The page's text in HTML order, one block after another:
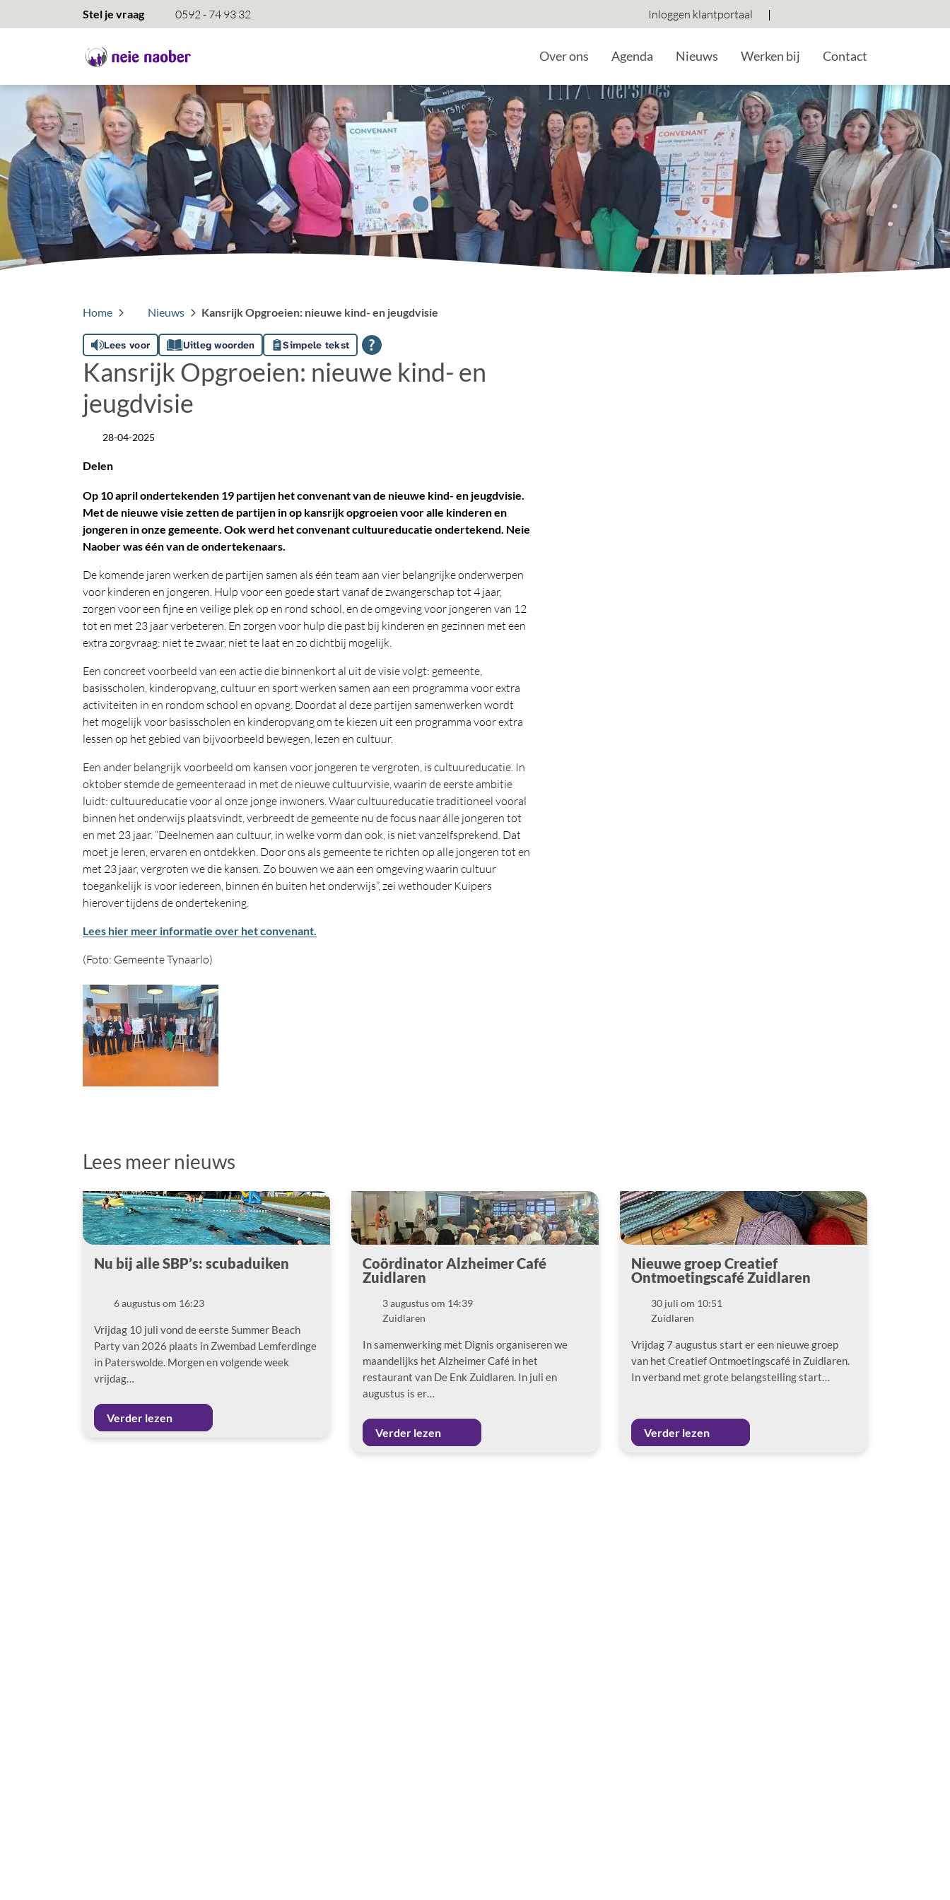
Stel je vraag 0592 - 74 93 32 Inloggen klantportaal
Hoog contrast wisselen
Lettergrootte vergroten
Lettergrootte
HomeOver ons Agenda Nieuws Werken bij Contact
Home Nieuws Kansrijk Opgroeien: nieuwe kind- en jeugdvisie
Lees voor Uitleg woorden Simpele tekst
Kansrijk Opgroeien: nieuwe kind- en
jeugdvisie
Datum
28-04-2025
Delen
Op 10 april ondertekenden 19 partijen het convenant van de nieuwe kind- en jeugdvisie.
Met de nieuwe visie zetten de partijen in op kansrijk opgroeien voor alle kinderen en
jongeren in onze gemeente. Ook werd het convenant cultuureducatie ondertekend. Neie
Naober was één van de ondertekenaars.
De komende jaren werken de partijen samen als één team aan vier belangrijke onderwerpen
voor kinderen en jongeren. Hulp voor een goede start vanaf de zwangerschap tot 4 jaar,
zorgen voor een fijne en veilige plek op en rond school, en de omgeving voor jongeren van 12
tot en met 23 jaar verbeteren. En zorgen voor hulp die past bij kinderen en gezinnen met een
extra zorgvraag: niet te zwaar, niet te laat en zo dichtbij mogelijk.
Een concreet voorbeeld van een actie die binnenkort al uit de visie volgt: gemeente,
basisscholen, kinderopvang, cultuur en sport werken samen aan een programma voor extra
activiteiten in en rondom school en opvang. Doordat al deze partijen samenwerken wordt
het mogelijk voor basisscholen en kinderopvang om te kiezen uit een programma voor extra
lessen op het gebied van bijvoorbeeld bewegen, lezen en cultuur.
Een ander belangrijk voorbeeld om kansen voor jongeren te vergroten, is cultuureducatie. In
oktober stemde de gemeenteraad in met de nieuwe cultuurvisie, waarin de eerste ambitie
luidt: cultuureducatie voor al onze jonge inwoners. Waar cultuureducatie traditioneel vooral
binnen het onderwijs plaatsvindt, verbreedt de gemeente nu de focus naar álle jongeren tot
en met 23 jaar. “Deelnemen aan cultuur, in welke vorm dan ook, is niet vanzelfsprekend. Dat
moet je leren, ervaren en ontdekken. Door ons als gemeente te richten op alle jongeren tot en
met 23 jaar, vergroten we die kansen. Zo bouwen we aan een omgeving waarin cultuur
toegankelijk is voor iedereen, binnen én buiten het onderwijs”, zei wethouder Kuipers
hierover tijdens de ondertekening.
Lees hier meer informatie over het convenant.
(Foto: Gemeente Tynaarlo)
Foto
album
overslaan
Lees meer nieuws
Nu bij alle SBP’s: scubaduiken
Datum
6 augustus om 16:23
Vrijdag 10 juli vond de eerste Summer Beach
Party van 2026 plaats in Zwembad Lemferdinge
in Paterswolde. Morgen en volgende week
vrijdag…
Verder lezen
Coördinator Alzheimer Café
Zuidlaren
Datum
3 augustus om 14:39
Locatie
Zuidlaren
In samenwerking met Dignis organiseren we
maandelijks het Alzheimer Café in het
restaurant van De Enk Zuidlaren. In juli en
augustus is er…
Verder lezen
Nieuwe groep Creatief
Ontmoetingscafé Zuidlaren
Datum
30 juli om 10:51
Locatie
Zuidlaren
Vrijdag 7 augustus start er een nieuwe groep
van het Creatief Ontmoetingscafé in Zuidlaren.
In verband met grote belangstelling start…
Verder lezen